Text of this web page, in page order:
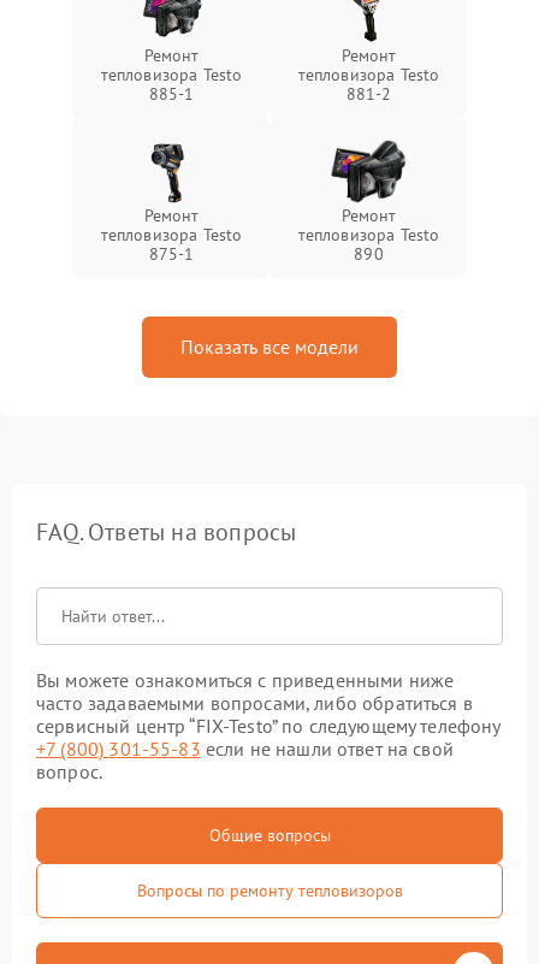
Ремонт
тепловизора Testo
885-1
Ремонт
тепловизора Testo
881-2
Ремонт
тепловизора Testo
875-1
Ремонт
тепловизора Testo
890
Показать все модели
FAQ. Ответы на вопросы
Вы можете ознакомиться с приведенными ниже
часто задаваемыми вопросами, либо обратиться в
сервисный центр “FIX-Testo” по следующему телефону
+7 (800) 301-55-83 если не нашли ответ на свой
вопрос.
Общие вопросы
Вопросы по ремонту тепловизоров